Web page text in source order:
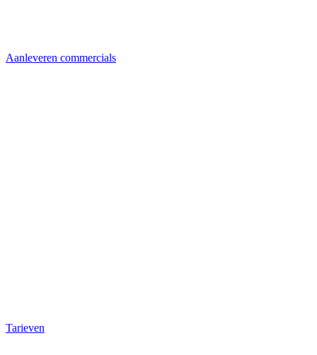
Aanleveren commercials
Tarieven